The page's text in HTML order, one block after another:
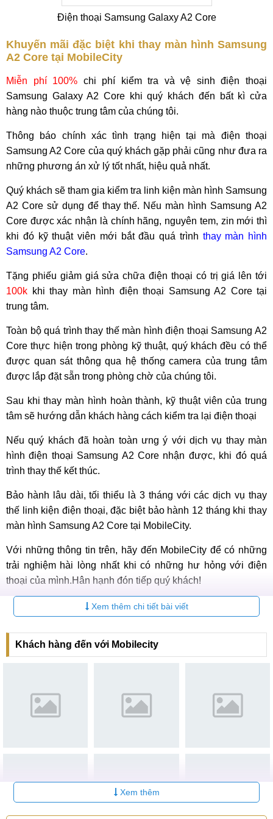
Điện thoại Samsung Galaxy A2 Core
Khuyến mãi đặc biệt khi thay màn hình Samsung
A2 Core tại MobileCity
Miễn phí 100% chi phí kiểm tra và vệ sinh điện thoại
Samsung Galaxy A2 Core khi quý khách đến bất kì cửa
hàng nào thuộc trung tâm của chúng tôi.
Thông báo chính xác tình trạng hiện tại mà điện thoại
Samsung A2 Core của quý khách gặp phải cũng như đưa ra
những phương án xử lý tốt nhất, hiệu quả nhất.
Quý khách sẽ tham gia kiểm tra linh kiện màn hình Samsung
A2 Core sử dụng để thay thế. Nếu màn hình Samsung A2
Core được xác nhận là chính hãng, nguyên tem, zin mới thì
khi đó kỹ thuật viên mới bắt đầu quá trình thay màn hình
Samsung A2 Core.
Tặng phiếu giảm giá sửa chữa điện thoại có trị giá lên tới
100k khi thay màn hình điện thoại Samsung A2 Core tại
trung tâm.
Toàn bộ quá trình thay thế màn hình điện thoại Samsung A2
Core thực hiện trong phòng kỹ thuật, quý khách đều có thể
được quan sát thông qua hệ thống camera của trung tâm
được lắp đặt sẵn trong phòng chờ của chúng tôi.
Sau khi thay màn hình hoàn thành, kỹ thuật viên của trung
tâm sẽ hướng dẫn khách hàng cách kiểm tra lại điện thoại
Nếu quý khách đã hoàn toàn ưng ý với dịch vụ thay màn
hình điện thoại Samsung A2 Core nhận được, khi đó quá
trình thay thế kết thúc.
Bảo hành lâu dài, tối thiểu là 3 tháng với các dịch vụ thay
thế linh kiện điện thoại, đặc biệt bảo hành 12 tháng khi thay
màn hình Samsung A2 Core tại MobileCity.
Với những thông tin trên, hãy đến MobileCity để có những
trải nghiệm hài lòng nhất khi có những hư hỏng với điện
thoại của mình.Hân hạnh đón tiếp quý khách!
Xem thêm: Dịch vụthay màn hình samsung A20e
tại MobileCity
Hệ thống sửa chữa điện thoại di động
CN 1:120 Thái Hà, Q. Đống Đa
Hotline:037.437.9999
CN 3:42 Phố Vọng, Hai Bà Trưng
Hotline:
Xem thêm chi tiết bài viết
Khách hàng đến với Mobilecity
Xem thêm